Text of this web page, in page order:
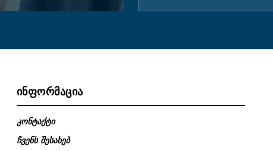
ᲘᲜᲤᲝᲠᲛᲐᲪᲘᲐ
კონტაქტი
ჩვენს შესახებ